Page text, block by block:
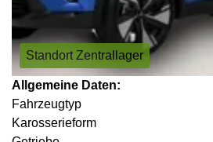
Standort Zentrallager
Allgemeine Daten:
Fahrzeugtyp
Karosserieform